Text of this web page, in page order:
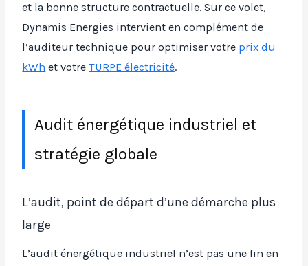
et la bonne structure contractuelle. Sur ce volet,
Dynamis Energies intervient en complément de
l’auditeur technique pour optimiser votre prix du
kWh et votreTURPE électricité.
Audit énergétique industriel et
stratégie globale
L’audit, point de départ d’une démarche plus
large
L’audit énergétique industriel n’est pas une fin en